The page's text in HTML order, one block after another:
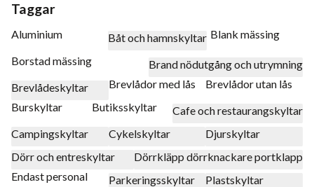
Taggar
Aluminium Båt och hamnskyltar Blank mässing
Borstad mässing
Brand nödutgång och utrymning
Brevlådeskyltar
Brevlådor med lås
Brevlådor utan lås
Burskyltar
Butiksskyltar
Cafe och restaurangskyltar
Campingskyltar
Cykelskyltar
Djurskyltar
Dörr och entreskyltar
Dörrkläpp dörrknackare portklapp
Endast personal
Parkeringsskyltar
Plastskyltar